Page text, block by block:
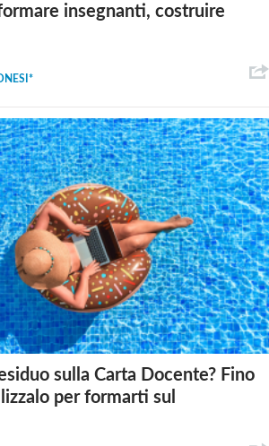
insegnanti, costruire
sulla Carta Docente? Fino
per formarti sul